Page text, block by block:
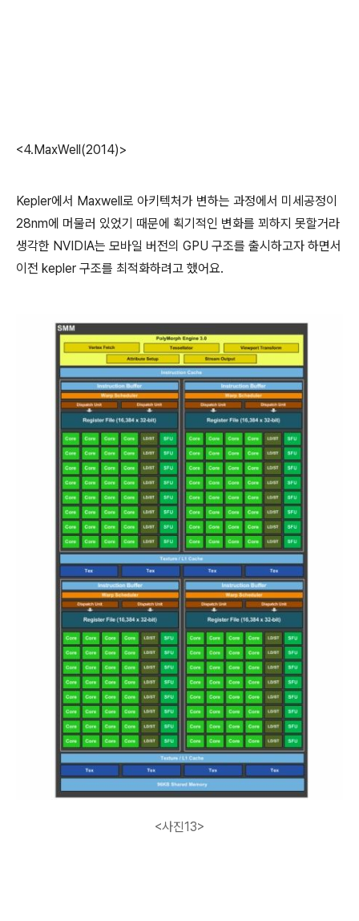
<4.MaxWell(2014)>
Kepler에서 Maxwell로 아키텍처가 변하는 과정에서 미세공정이
28nm에 머물러 있었기 때문에 획기적인 변화를 꾀하지 못할거라
생각한 NVIDIA는 모바일 버전의 GPU 구조를 출시하고자 하면서
이전 kepler 구조를 최적화하려고 했어요.
<사진13>